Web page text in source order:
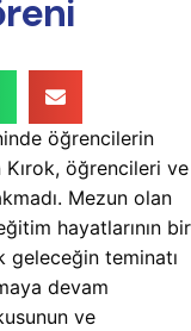
öğrencilerin
Kırok, öğrencileri ve
Mezun olan
hayatlarının bir
geleceğin teminatı
devam
ve